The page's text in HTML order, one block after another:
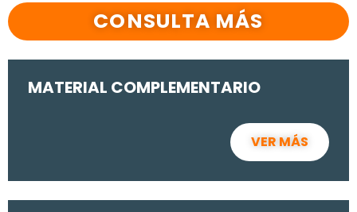
CONSULTA MÁS
MATERIAL COMPLEMENTARIO
VER MÁS